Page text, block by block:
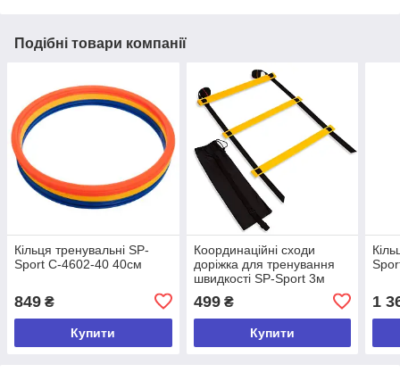
Подібні товари компанії
Кільця тренувальні SP-
Sport C-4602-40 40см
849 ₴
Купити
Координаційні сходи
доріжка для тренування
швидкості SP-Sport 3м
499₴
Купити
1